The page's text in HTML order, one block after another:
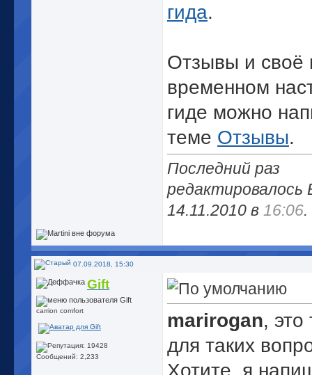
гида.
Отзывы и своё
временном
гиде можно
теме Отзывы.
Последний раз
редактировалось
14.11.2010 в 16:06.
07.09.2018, 15:30
Gift
carrion comfort
Сообщений: 2,233
marirogan, это
для таких
Хотите, я